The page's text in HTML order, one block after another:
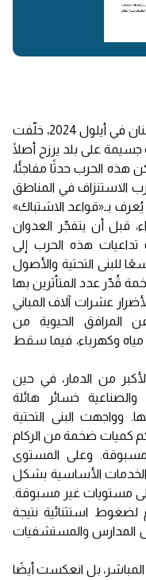
شنّ العدو الإسرائيلي حربًا مدمّرة على لبنان في أيلول 2024، خلّفت
جسيمة على بلد يرزح أصلًا
هذه الحرب حدثًا مفاجئًا،
الاستنزاف في المناطق
بـ«قواعد الاشتباك»
قبل أن يتفجّر العدوان
وقد امتدت تداعيات هذه الحرب إلى
للبنى التحتية والأصول
قُدّر عدد المتأثرين بها
عشرات آلاف المباني
عن المرافق الحيوية من
وكهرباء، فيما سقط
من الدمار، في حين
والصناعية خسائر هائلة
وواجهت البنى التحتية
كميات ضخمة من الركام
مسبوقة. وعلى المستوى
الأساسية بشكل
مستويات غير مسبوقة.
استثنائية نتيجة
المدارس والمستشفيات
المباشر، بل انعكست أيضًا